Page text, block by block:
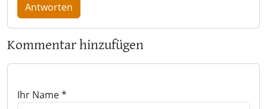
Antworten
Kommentar hinzufügen
Ihr Name *